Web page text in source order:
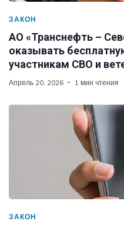
ЗАКОН
АО «Транснефть –
оказывать
участникам СВО и
Апрель 20, 2026 1 мин чтения
ЗАКОН